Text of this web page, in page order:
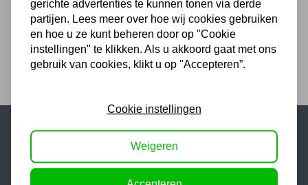
40,97 excl. BTW
Populaire categorieën
gerichte advertenties te kunnen tonen via derde
partijen. Lees meer over hoe wij cookies gebruiken
en hoe u ze kunt beheren door op "Cookie
instellingen" te klikken. Als u akkoord gaat met ons
gebruik van cookies, klikt u op "Accepteren”.
Cookie instellingen
Weigeren